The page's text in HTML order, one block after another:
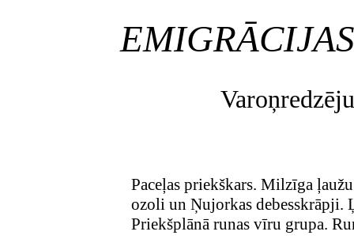
Paceļas priekškars. Milzīga
ozoli un Ņujorkas debesskrāpji.
Priekšplānā runas vīru grupa.